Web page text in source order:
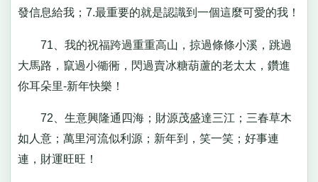
發信息給我；7.最重要的就是認識到一個這麼可愛的我！
71、我的祝福跨過重重高山，掠過條條小溪，跳過
大馬路，竄過小衚衕，閃過賣冰糖葫蘆的老太太，鑽進
你耳朵里-新年快樂！
72、生意興隆通四海；財源茂盛達三江；三春草木
如人意；萬里河流似利源；新年到，笑一笑；好事連
連，財運旺旺！